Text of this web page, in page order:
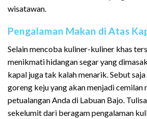
wisatawan.
Pengalaman Makan di Atas
Selain mencoba kuliner-kuliner khas
menikmati hidangan segar yang
kapal juga tak kalah menarik. Sebut
goreng keju yang akan menjadi cemilan
petualangan Anda di Labuan Bajo.
sekelumit dari beragam pengalaman